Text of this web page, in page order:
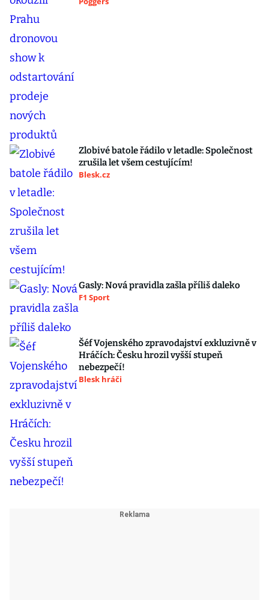
Zlobivé batole řádilo v letadle: Společnost
zrušila let všem cestujícím!
Blesk.cz
Gasly: Nová pravidla zašla příliš daleko
F1 Sport
Šéf Vojenského zpravodajství exkluzivně v
Hráčích: Česku hrozil vyšší stupeň
nebezpečí!
Blesk hráči